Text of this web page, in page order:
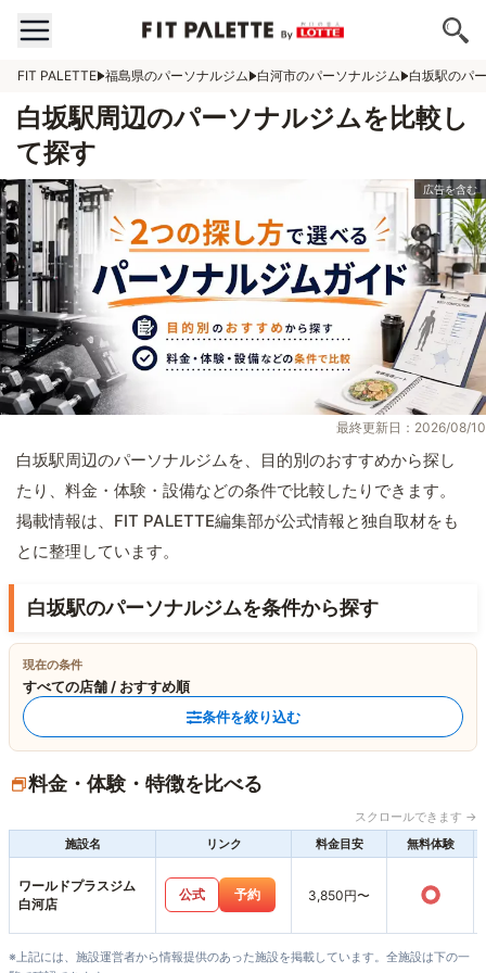
FIT PALETTE 福島県のパーソナルジム 白河市のパーソナルジム 白坂駅のパ
白坂駅周辺のパーソナルジムを比較し
て探す
最終更新日：2026/08/10
白坂駅周辺のパーソナルジムを、目的別のおすすめから探し
たり、料金・体験・設備などの条件で比較したりできます。
掲載情報は、FIT PALETTE編集部が公式情報と独自取材をも
とに整理しています。
白坂駅のパーソナルジムを条件から探す
現在の条件
すべての店舗 / おすすめ順
条件を絞り込む
料金・体験・特徴を比べる
スクロールできます →
施設名
リンク 料金目安 無料体験
ワールドプラスジム
白河店
公式 予約 3,850円〜 ○
※上記には、施設運営者から情報提供のあった施設を掲載しています。全施設は下の一